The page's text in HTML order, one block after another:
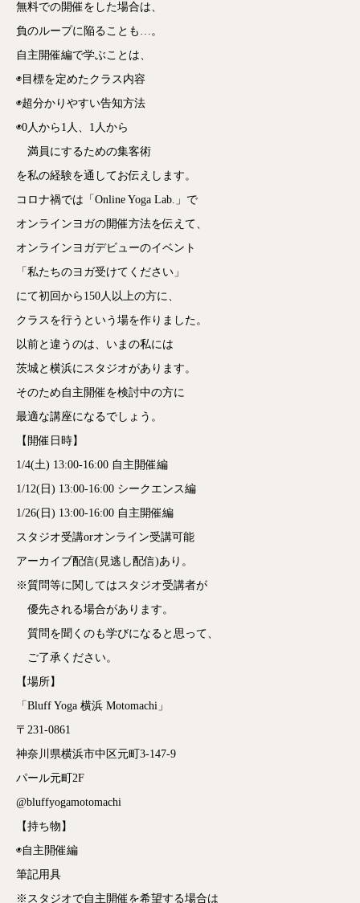
無料での開催をした場合は、
負のループに陥ることも…。
自主開催編で学ぶことは、
◉目標を定めたクラス内容
◉超分かりやすい告知方法
◉0人から1人、1人から
満員にするための集客術
を私の経験を通してお伝えします。
コロナ禍では「Online Yoga Lab.」で
オンラインヨガの開催方法を伝えて、
オンラインヨガデビューのイベント
「私たちのヨガ受けてください」
にて初回から150人以上の方に、
クラスを行うという場を作りました。
以前と違うのは、いまの私には
茨城と横浜にスタジオがあります。
そのため自主開催を検討中の方に
最適な講座になるでしょう。
【開催日時】
1/4(土) 13:00-16:00 自主開催編
1/12(日) 13:00-16:00 シークエンス編
1/26(日) 13:00-16:00 自主開催編
スタジオ受講orオンライン受講可能
アーカイブ配信(見逃し配信)あり。
※質問等に関してはスタジオ受講者が
優先される場合があります。
質問を聞くのも学びになると思って、
ご了承ください。
【場所】
「Bluff Yoga 横浜 Motomachi」
〒231-0861
神奈川県横浜市中区元町3-147-9
パール元町2F
@bluffyogamotomachi
【持ち物】
◉自主開催編
筆記用具
※スタジオで自主開催を希望する場合は